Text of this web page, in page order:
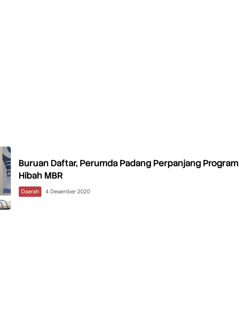
Buruan Daftar, Perumda Padang Perpanjang Program
Hibah MBR
Daerah 4 Desember 2020